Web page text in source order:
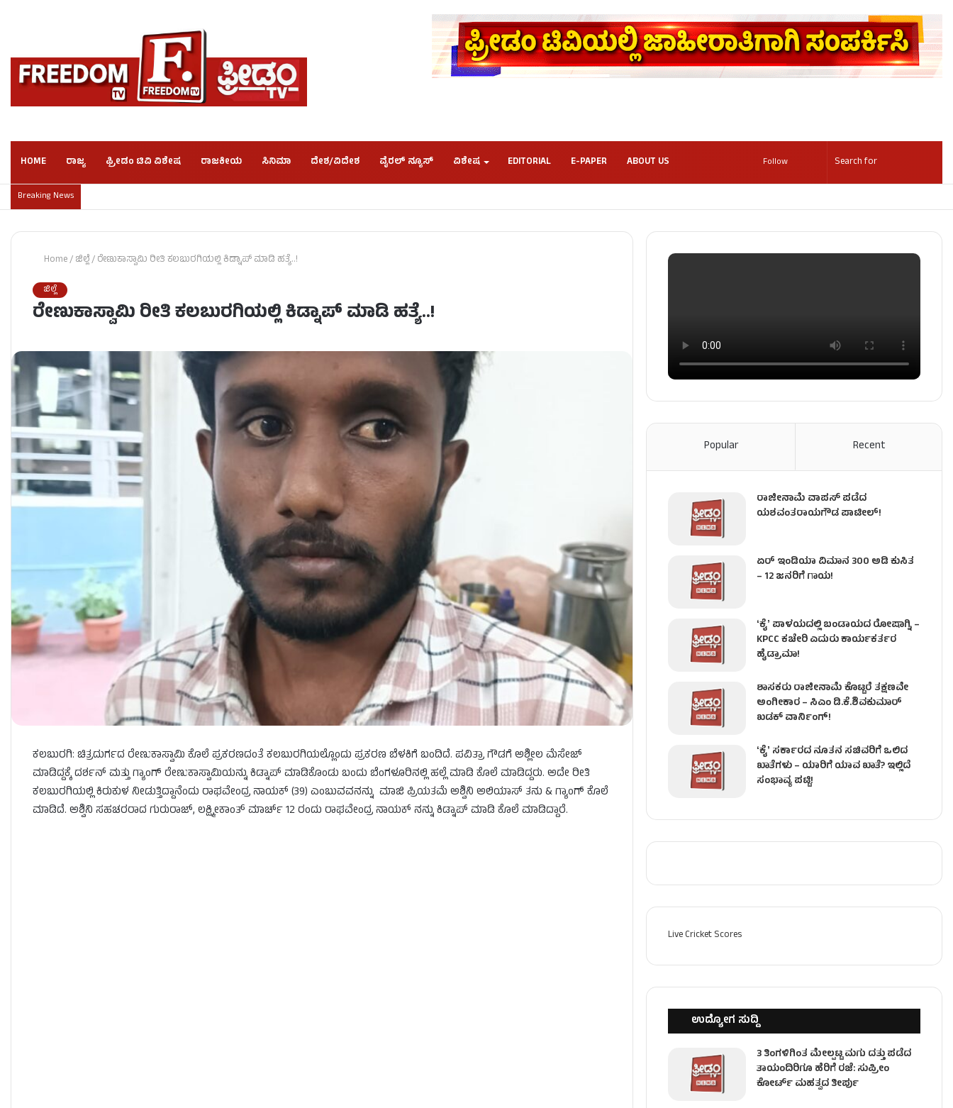
HOME ರಾಜ್ಯ ಫ್ರೀಡಂ ಟಿವಿ ವಿಶೇಷ ರಾಜಕೀಯ ಸಿನಿಮಾ ದೇಶ/ವಿದೇಶ ವೈರಲ್ ನ್ಯೂಸ್ ವಿಶೇಷ EDITORIAL E-PAPER ABOUT US Follow
Breaking News
Home/ಜಿಲ್ಲೆ/ರೇಣುಕಾಸ್ವಾಮಿ ರೀತಿ ಕಲಬುರಗಿಯಲ್ಲಿ ಕಿಡ್ನಾಪ್​​ ಮಾಡಿ ಹತ್ಯೆ..!
ಜಿಲ್ಲೆ
ರೇಣುಕಾಸ್ವಾಮಿ ರೀತಿ ಕಲಬುರಗಿಯಲ್ಲಿ ಕಿಡ್ನಾಪ್​​ ಮಾಡಿ ಹತ್ಯೆ..!
ಕಲಬುರಗಿ: ಚಿತ್ರದುರ್ಗದ ರೇಣುಕಾಸ್ವಾಮಿ ಕೊಲೆ ಪ್ರಕರಣದಂತೆ ಕಲಬುರಗಿಯಲ್ಲೊಂದು ಪ್ರಕರಣ ಬೆಳಕಿಗೆ ಬಂದಿದೆ. ಪವಿತ್ರಾ ಗೌಡಗೆ ಅಶ್ಲೀಲ ಮೆಸೇಜ್​​
ಮಾಡಿದ್ದಕ್ಕೆ ದರ್ಶನ್​ ಮತ್ತು ಗ್ಯಾಂಗ್​ ರೇಣುಕಾಸ್ವಾಮಿಯನ್ನು ಕಿಡ್ನಾಪ್​ ಮಾಡಿಕೊಂಡು ಬಂದು ಬೆಂಗಳೂರಿನಲ್ಲಿ ಹಲ್ಲೆ ಮಾಡಿ ಕೊಲೆ ಮಾಡಿದ್ದರು. ಅದೇ ರೀತಿ
ಕಲಬುರಗಿಯಲ್ಲಿ ಕಿರುಕುಳ ನೀಡುತ್ತಿದ್ದಾನೆಂದು ರಾಘವೇಂದ್ರ ನಾಯಕ್ (39)​ ಎಂಬುವವನನ್ನು ಮಾಜಿ ಪ್ರಿಯತಮೆ ಅಶ್ವಿನಿ ಅಲಿಯಾಸ್​​ ತನು & ಗ್ಯಾಂಗ್​​ ಕೊಲೆ
ಮಾಡಿದೆ. ಅಶ್ವಿನಿ ಸಹಚರರಾದ ಗುರುರಾಜ್, ಲಕ್ಷ್ಮೀಕಾಂತ್ ಮಾರ್ಚ್​ 12 ರಂದು ರಾಘವೇಂದ್ರ ನಾಯಕ್​ ನನ್ನು ಕಿಡ್ನಾಪ್​ ಮಾಡಿ ಕೊಲೆ ಮಾಡಿದ್ದಾರೆ.
Popular Recent
ರಾಜೀನಾಮೆ ವಾಪಸ್ ಪಡೆದ
ಯಶವಂತರಾಯಗೌಡ ಪಾಟೀಲ್‌!
ಏರ್ ಇಂಡಿಯಾ ವಿಮಾನ 300 ಅಡಿ ಕುಸಿತ
– 12 ಜನರಿಗೆ ಗಾಯ!
ʻಕೈʼ​ ಪಾಳಯದಲ್ಲಿ ಬಂಡಾಯದ ರೋಷಾಗ್ನಿ –
KPCC ಕಚೇರಿ ಎದುರು ಕಾರ್ಯಕರ್ತರ
ಹೈಡ್ರಾಮಾ!
ಶಾಸಕರು ರಾಜೀನಾಮೆ ಕೊಟ್ಟರೆ ತಕ್ಷಣವೇ
ಅಂಗೀಕಾರ – ಸಿಎಂ ಡಿ.ಕೆ.ಶಿವಕುಮಾರ್
ಖಡಕ್ ವಾರ್ನಿಂಗ್!
ʻಕೈʼ ಸರ್ಕಾರದ ನೂತನ ಸಚಿವರಿಗೆ ಒಲಿದ
ಖಾತೆಗಳು – ಯಾರಿಗೆ ಯಾವ ಖಾತೆ? ಇಲ್ಲಿದೆ
ಸಂಭಾವ್ಯ ಪಟ್ಟಿ!
Live Cricket Scores
ಉದ್ಯೋಗ ಸುದ್ದಿ
3 ತಿಂಗಳಿಗಿಂತ ಮೇಲ್ಪಟ್ಟ ಮಗು ದತ್ತು ಪಡೆದ
ತಾಯಂದಿರಿಗೂ ಹೆರಿಗೆ ರಜೆ: ಸುಪ್ರೀಂ
ಕೋರ್ಟ್ ಮಹತ್ವದ ತೀರ್ಪು